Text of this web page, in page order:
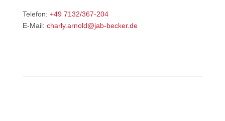
Telefon: +49 7132/367-204
E-Mail: charly.arnold@jab-becker.de